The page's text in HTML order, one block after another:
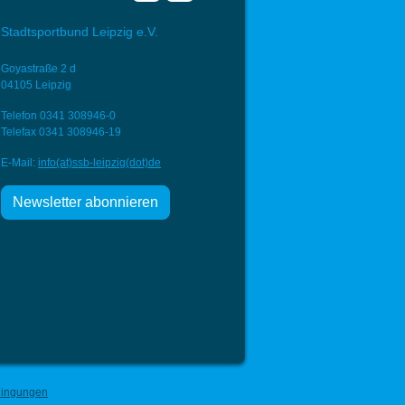
Stadtsportbund Leipzig e.V.
Goyastraße 2 d
04105 Leipzig
Telefon 0341 308946-0
Telefax 0341 308946-19
E-Mail: info(at)ssb- leipzig(dot)de
Newsletter abonnieren